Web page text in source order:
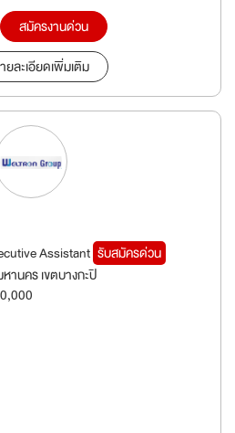
สมัครงานด่วน
ยละเอียดเพิ่มเติม
Assistant รับสมัครด่วน
านคร เขตบางกะปิ